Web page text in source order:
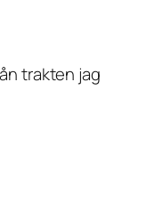
trakten jag